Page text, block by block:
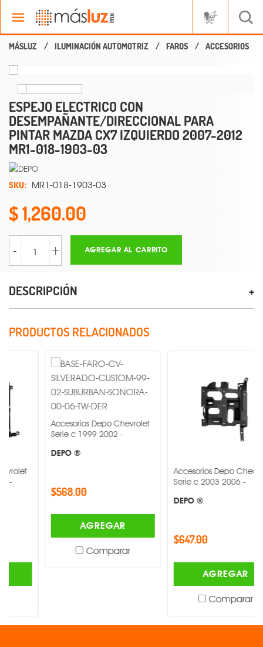
ILUMINACIÓN AUTOMOTRIZ FAROS ACCESORIOS
ESPEJO ELECTRICO CON
DESEMPAÑANTE/DIRECCIONAL PARA
PINTAR MAZDA CX7 IZQUIERDO 2007-2012
MR1-018-1903-03
SKU: MR1-018-1903-03
1,260.00
- + AGREGAR AL CARRITO
DESCRIPCIÓN
PRODUCTOS RELACIONADOS
Accesorios Depo Chevrolet
Serie c 1999 2002 -
$568.00
AGREGAR
Comparar
Accesorios Depo Chevrolet
Serie c 2003 2006 -
$647.00
AGREGAR
Comparar